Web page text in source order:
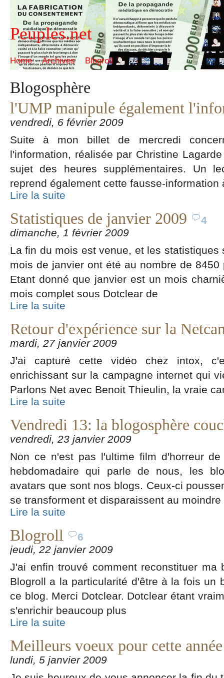
Peuples.net
Home Archives Blogroll
Blogosphère
l'UMP manipule également
vendredi, 6 février 2009
Suite à mon billet de mercredi
l'information, réalisée par Christine
sujet des heures supplémentaires. Un
reprend également cette fausse-information
Lire la suite
Statistiques de janvier 2009
4
dimanche, 1 février 2009
La fin du mois est venue, et les
mois de janvier ont été au nombre de
Etant donné que janvier est un mois
mois complet sous Dotclear de
Lire la suite
Retour d'expérience sur la
mardi, 27 janvier 2009
J'ai capturé cette vidéo chez intox,
enrichissant sur la campagne internet qui
Parlons Net avec Benoit Thieulin, la vraie
Lire la suite
Vendredi 13: la blogosphère
vendredi, 23 janvier 2009
Non ce n'est pas l'ultime film d'horreur
hebdomadaire qui parle de nous, les
avatars que sont nos blogs. Ceux-ci
se transforment et disparaissent au moindre
Lire la suite
Blogroll
6
jeudi, 22 janvier 2009
J'ai enfin trouvé comment reconstituer ma
Blogroll a la particularité d'être à la fois un
ce blog. Merci Dotclear. Dotclear étant
s'enrichir beaucoup plus
Lire la suite
Meilleurs voeux pour cette
lundi, 5 janvier 2009